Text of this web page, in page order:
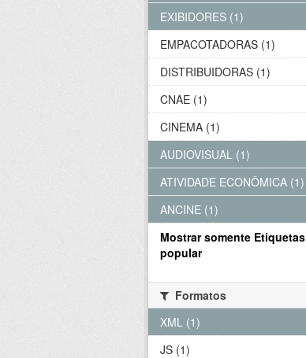
EXIBIDORES (1)
EMPACOTADORAS (1)
DISTRIBUIDORAS (1)
CNAE (1)
CINEMA (1)
AUDIOVISUAL (1)
ATIVIDADE ECONÔMICA (1)
ANCINE (1)
Mostrar somente Etiquetas
popular
Formatos
XML (1)
JS (1)